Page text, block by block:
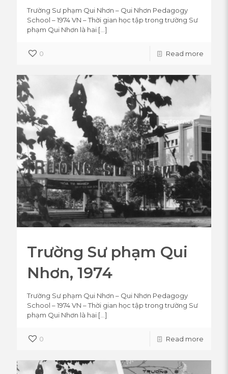
Trường Sư phạm Qui Nhơn – Qui Nhơn Pedagogy
School – 1974 VN – Thời gian học tập trong trường Sư
phạm Qui Nhơn là hai […]
0 Read more
Trường Sư phạm Qui
Nhơn, 1974
Trường Sư phạm Qui Nhơn – Qui Nhơn Pedagogy
School – 1974 VN – Thời gian học tập trong trường Sư
phạm Qui Nhơn là hai […]
0 Read more